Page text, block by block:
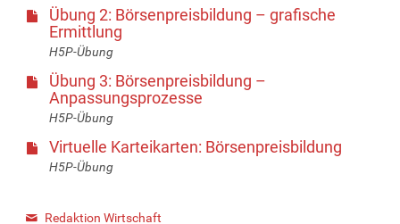
Übung 2: Börsenpreisbildung – grafische
Ermittlung
H5P-Übung
Übung 3: Börsenpreisbildung –
Anpassungsprozesse
H5P-Übung
Virtuelle Karteikarten: Börsenpreisbildung
H5P-Übung
Redaktion Wirtschaft